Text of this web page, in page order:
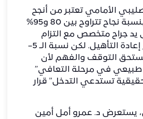
الأمامي تعتبر من أنجح
جراحات الركبة، بنسبة نجاح تتراوح بين 80 و95%
يد جراح متخصص مع التزام
المريض ببرنامج إعادة التأهيل. لكن نسبة الـ 5–
تستحق التوقف والفهم لأن
طبيعي في مرحلة التعافي”
تستدعي التدخل” قرار
يستعرض د. عمرو أمل أمين